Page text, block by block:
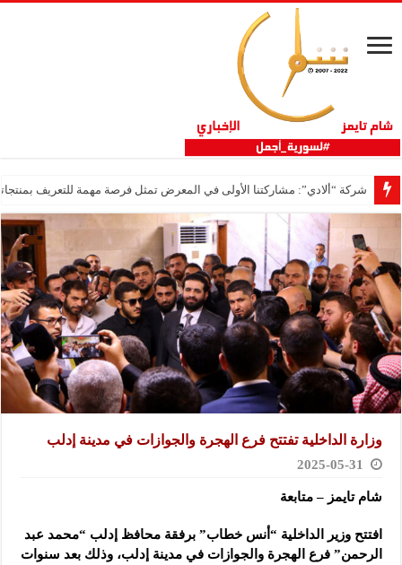
شركة “ألادي”: مشاركتنا الأولى في المعرض تمثل فرصة مهمة للتعريف
وزارة الداخلية تفتتح فرع الهجرة والجوازات في مدينة إدلب
2025-05-31
شام تايمز – متابعة
افتتح وزير الداخلية “أنس خطاب” برفقة محافظ إدلب “محمد عبد
الرحمن” فرع الهجرة والجوازات في مدينة إدلب، وذلك بعد سنوات